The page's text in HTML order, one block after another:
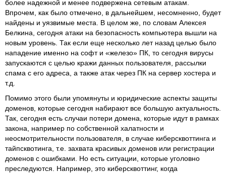
более надежной и менее подвержена сетевым атакам.
Впрочем, как было отмечено, в дальнейшем, несомненно, будет
найдены и уязвимые места. В целом же, по словам Алексея
Белкина, сегодня атаки на безопасность компьютера вышли на
новым уровень. Так если еще несколько лет назад целью было
нападение именно на софт и «железо» ПК, то сегодня вирусы
запускаются с целью кражи данных пользователя, рассылки
спама с его адреса, а также атак через ПК на сервер хостера и
т.д.
Помимо этого были упомянуты и юридические аспекты защиты
доменов, которые сегодня набирают все большую актуальность.
Так, сегодня есть случаи потери домена, которые идут в рамках
закона, например по собственной халатности и
неосмотрительности пользователя, в случае киберсквоттинга и
тайпсквотинга, т.е. захвата красивых доменов или регистрации
доменов с ошибками. Но есть ситуации, которые уголовно
преследуются. Например, это киберсквоттинг, когда